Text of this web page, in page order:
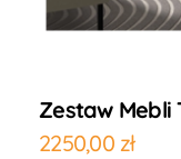
Zestaw Mebli
2250,00 zł